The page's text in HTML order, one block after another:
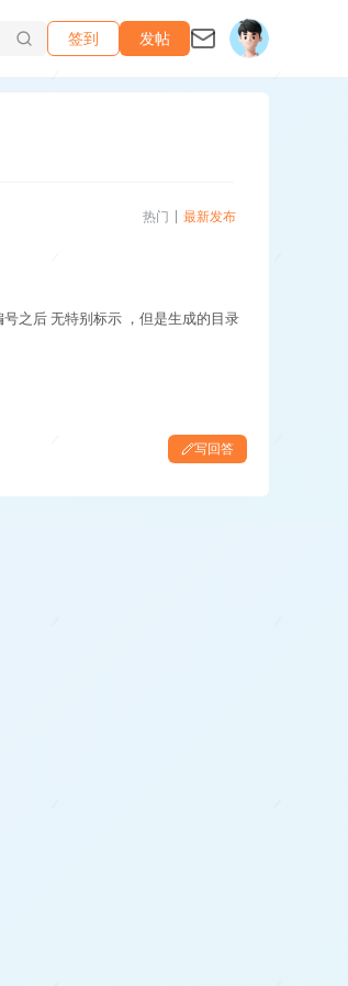
签到 发帖
热门 最新发布
写回答